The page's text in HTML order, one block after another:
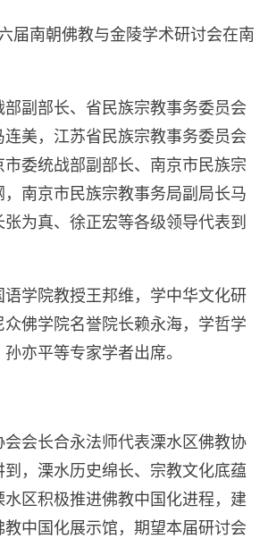
届南朝佛教与金陵学术研讨会在南
部副部长、省民族宗教事务委员会
美，江苏省民族宗教事务委员会
委统战部副部长、南京市民族宗
南京市民族宗教事务局副局长马
为真、徐正宏等各级领导代表到
语学院教授王邦维，学中华文化研
佛学院名誉院长赖永海，学哲学
亦平等专家学者出席。
会会长合永法师代表溧水区佛教协
，溧水历史绵长、宗教文化底蕴
区积极推进佛教中国化进程，建
中国化展示馆，期望本届研讨会